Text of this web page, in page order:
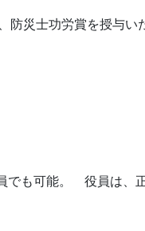
災士功労賞を授与い
でも可能。 役員は、